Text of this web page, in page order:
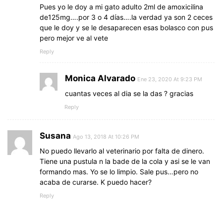
Pues yo le doy a mi gato adulto 2ml de amoxicilina
de125mg….por 3 o 4 días….la verdad ya son 2 ceces
que le doy y se le desaparecen esas bolasco con pus
pero mejor ve al vete
Reply
Monica Alvarado Ene 23, 2020 At 9:23 PM
cuantas veces al dia se la das ? gracias
Reply
Susana Ago 13, 2018 At 10:26 PM
No puedo llevarlo al veterinario por falta de dinero.
Tiene una pustula n la bade de la cola y asi se le van
formando mas. Yo se lo limpio. Sale pus…pero no
acaba de curarse. K puedo hacer?
Reply